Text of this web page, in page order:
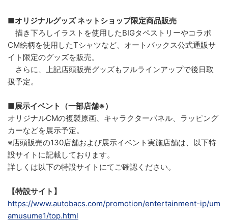
■オリジナルグッズ ネットショップ限定商品販売
描き下ろしイラストを使用したBIGタペストリーやコラボ
CM絵柄を使用したTシャツなど、オートバックス公式通販サ
イト限定のグッズを販売。
さらに、上記店頭販売グッズもフルラインアップで後日取
扱予定。
■展示イベント（一部店舗※）
オリジナルCMの複製原画、キャラクターパネル、ラッピング
カーなどを展示予定。
※店頭販売の130店舗および展示イベント実施店舗は、以下特
設サイトに記載しております。
詳しくは以下の特設サイトにてご確認ください。
【特設サイト】
https://www.autobacs.com/promotion/entertainment-ip/um
amusume1/top.html